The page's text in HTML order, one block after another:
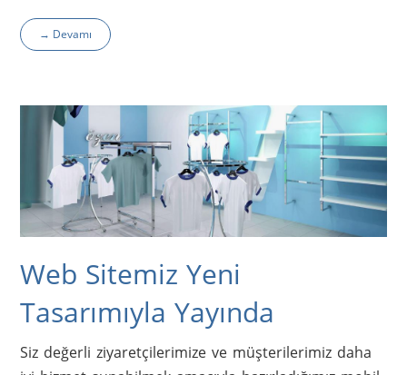
→ Devamı
Web Sitemiz Yeni
Tasarımıyla Yayında
Siz değerli ziyaretçilerimize ve müşterilerimiz daha